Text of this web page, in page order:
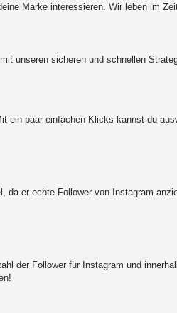
Marke interessieren. Wir leben im
unseren sicheren und schnellen
paar einfachen Klicks kannst du
er echte Follower von Instagram
der Follower für Instagram und